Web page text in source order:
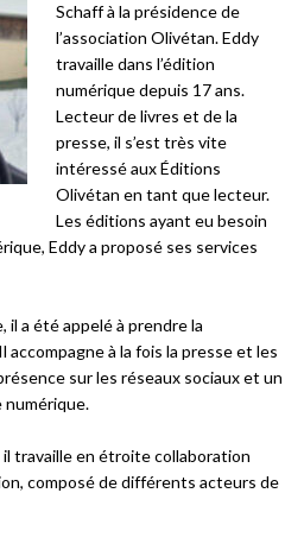
Schaff à la présidence de
l’association Olivétan. Eddy
travaille dans l’édition
numérique depuis 17 ans.
Lecteur de livres et de la
presse, il s’est très vite
intéressé aux Éditions
Olivétan en tant que lecteur.
Les éditions ayant eu besoin
Eddy a proposé ses services
il a été appelé à prendre la
accompagne à la fois la presse et les
sur les réseaux sociaux et un
numérique.
il travaille en étroite collaboration
composé de différents acteurs de